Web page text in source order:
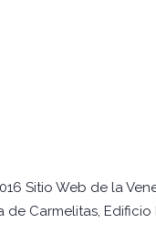
Sitio Web de la
de Carmelitas,